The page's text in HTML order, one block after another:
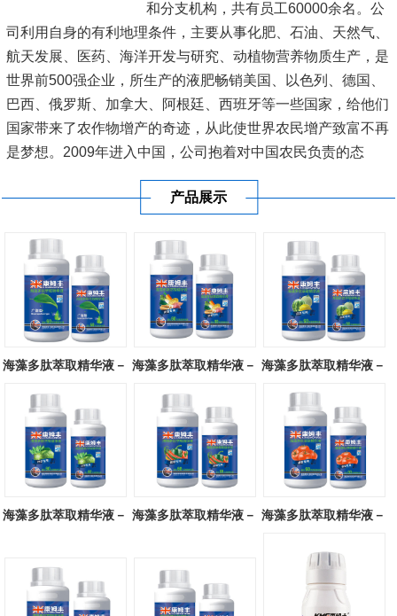
和分支机构，共有员工60000余名。公
司利用自身的有利地理条件，主要从事化肥、石油、天然气、
航天发展、医药、海洋开发与研究、动植物营养物质生产，是
世界前500强企业，所生产的液肥畅销美国、以色列、德国、
巴西、俄罗斯、加拿大、阿根廷、西班牙等一些国家，给他们
国家带来了农作物增产的奇迹，从此使世界农民增产致富不再
是梦想。2009年进入中国，公司抱着对中国农民负责的态
东、广西、海南等20多...
[查看详情]
产品展示
海藻多肽萃取精华液－
广谱型
海藻多肽萃取精华液－
块茎专用
海藻多肽萃取精华液－
瓜类专用
海藻多肽萃取精华液－ 海藻多肽萃取精华液－ 海藻多肽萃取精华液－